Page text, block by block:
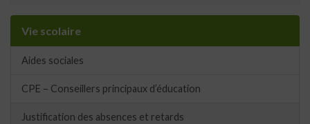
Vie scolaire
Aides sociales
CPE – Conseillers principaux d’éducation
Justification des absences et retards